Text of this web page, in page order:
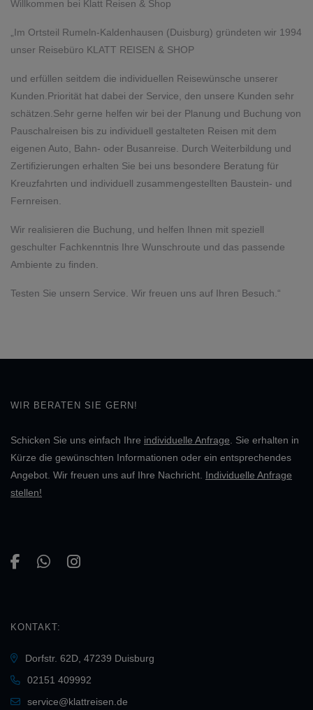
Willkommen bei Klatt Reisen & Shop
„Im Ortsteil Rumeln-Kaldenhausen (Duisburg) gründeten wir 1994
unser Reisebüro KLATT REISEN & SHOP
und erfüllen seitdem die individuellen Reisewünsche unserer
Kunden.Priorität hat dabei der Service, den unsere Kunden sehr
schätzen.Sehr gerne helfen wir bei der Planung und Buchung von
Pauschalreisen bis zu individuell gestalteten Reisen mit dem
eigenen Auto, Bahn- oder Busanreise. Durch Weiterbildung und
Zertifizierungen erhalten Sie bei uns besondere Beratung für
Kreuzfahrten und individuell zusammengestellten Baustein- und
Fernreisen.
Wir realisieren die Buchung, und helfen Ihnen mit speziell
geschulter Fachkenntnis Ihre Wunschroute und das passende
Ambiente zu finden.
Testen Sie unsern Service. Wir freuen uns auf Ihren Besuch.“
WIR BERATEN SIE GERN!
Schicken Sie uns einfach Ihre individuelle Anfrage . Sie erhalten in
Kürze die gewünschten Informationen oder ein entsprechendes
Angebot. Wir freuen uns auf Ihre Nachricht. Individuelle Anfrage
stellen!
KONTAKT:
Dorfstr. 62D, 47239 Duisburg
02151 409992
service@klattreisen.de